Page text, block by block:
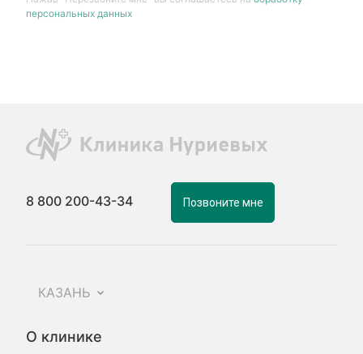
персональных данных
8 800 200-43-34 Позвоните мне
КАЗАНЬ
О клинике